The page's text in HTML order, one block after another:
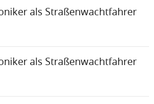
als Straßenwachtfahrer
als Straßenwachtfahrer